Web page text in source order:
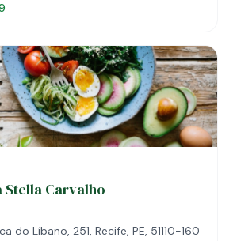
Carvalho
do Líbano, 251, Recife, PE, 51110-160